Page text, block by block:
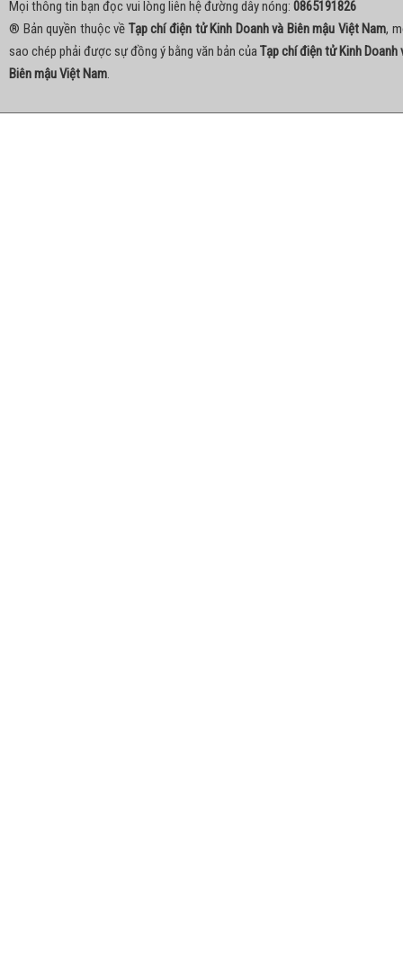
Mọi thông tin bạn đọc vui lòng liên hệ đường dây nóng: 0865191826
® Bản quyền thuộc về Tạp chí điện tử Kinh Doanh và Biên mậu Việt Nam,
sao chép phải được sự đồng ý bằng văn bản củaTạp chí điện tử Kinh Doanh
Biên mậu Việt Nam.